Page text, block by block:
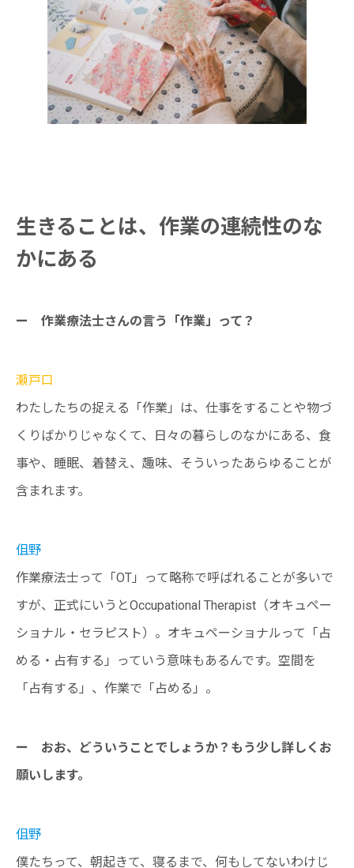
生きることは、作業の連続性のな
かにある
ー 作業療法士さんの言う「作業」って？
瀬戸口
わたしたちの捉える「作業」は、仕事をすることや物づ
くりばかりじゃなくて、日々の暮らしのなかにある、食
事や、睡眠、着替え、趣味、そういったあらゆることが
含まれます。
伹野
作業療法士って「OT」って略称で呼ばれることが多いで
すが、正式にいうとOccupational Therapist（オキュペー
ショナル・セラピスト）。オキュペーショナルって「占
める・占有する」っていう意味もあるんです。空間を
「占有する」、作業で「占める」。
ー おお、どういうことでしょうか？もう少し詳しくお
願いします。
伹野
僕たちって、朝起きて、寝るまで、何もしてないわけじ